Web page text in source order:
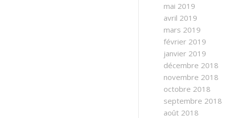
mai 2019
avril 2019
mars 2019
février 2019
janvier 2019
décembre 2018
novembre 2018
octobre 2018
septembre 2018
août 2018